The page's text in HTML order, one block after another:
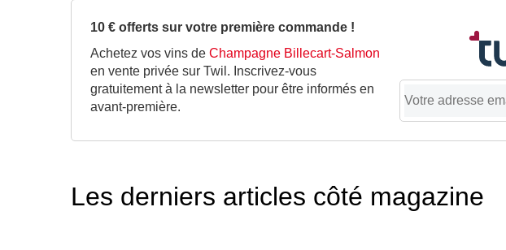
10 € offerts sur votre première commande !
Achetez vos vins de Champagne Billecart-Salmon
en vente privée sur Twil. Inscrivez-vous
gratuitement à la newsletter pour être informés en
avant-première.
Les derniers articles côté magazine